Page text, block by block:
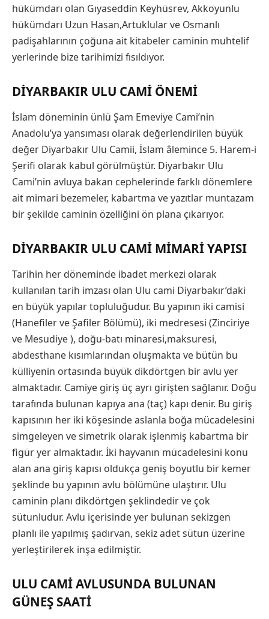
hükümdarı olan Gıyaseddin Keyhüsrev, Akkoyunlu
hükümdarı Uzun Hasan,Artuklular ve Osmanlı
padişahlarının çoğuna ait kitabeler caminin muhtelif
yerlerinde bize tarihimizi fısıldıyor.
DIYARBAKIR ULU CAMI ÖNEMI
İslam döneminin ünlü Şam Emeviye Cami’nin
Anadolu’ya yansıması olarak değerlendirilen büyük
değer Diyarbakır Ulu Camii, İslam âlemince 5. Harem-i
Şerifi olarak kabul görülmüştür. Diyarbakır Ulu
Cami’nin avluya bakan cephelerinde farklı dönemlere
ait mimari bezemeler, kabartma ve yazıtlar muntazam
bir şekilde caminin özelliğini ön plana çıkarıyor.
DIYARBAKIR ULU CAMI MIMARI YAPISI
Tarihin her döneminde ibadet merkezi olarak
kullanılan tarih imzası olan Ulu cami Diyarbakır’daki
en büyük yapılar topluluğudur. Bu yapının iki camisi
(Hanefiler ve Şafiler Bölümü), iki medresesi (Zinciriye
ve Mesudiye ), doğu-batı minaresi,maksuresi,
abdesthane kısımlarından oluşmakta ve bütün bu
külliyenin ortasında büyük dikdörtgen bir avlu yer
almaktadır. Camiye giriş üç ayrı girişten sağlanır. Doğu
tarafında bulunan kapıya ana (taç) kapı denir. Bu giriş
kapısının her iki köşesinde aslanla boğa mücadelesini
simgeleyen ve simetrik olarak işlenmiş kabartma bir
figür yer almaktadır. İki hayvanın mücadelesini konu
alan ana giriş kapısı oldukça geniş boyutlu bir kemer
şeklinde bu yapının avlu bölümüne ulaştırır. Ulu
caminin planı dikdörtgen şeklindedir ve çok
sütunludur. Avlu içerisinde yer bulunan sekizgen
planlı ile yapılmış şadırvan, sekiz adet sütun üzerine
yerleştirilerek inşa edilmiştir.
ULU CAMI AVLUSUNDA BULUNAN
GÜNEŞ SAATI